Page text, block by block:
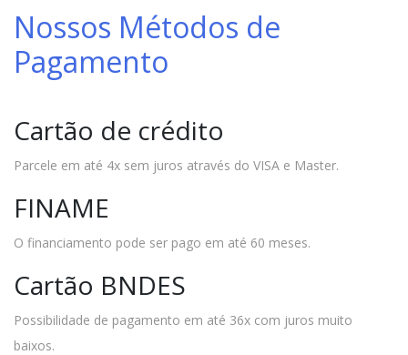
Nossos Métodos de
Pagamento
Cartão de crédito
Parcele em até 4x sem juros através do VISA e Master.
FINAME
O financiamento pode ser pago em até 60 meses.
Cartão BNDES
Possibilidade de pagamento em até 36x com juros muito
baixos.